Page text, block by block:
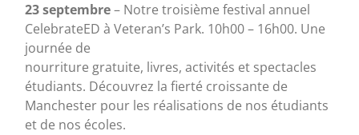
23 septembre– Notre troisième festival annuel
CelebrateED à Veteran’s Park. 10h00 – 16h00. Une
journée de
nourriture gratuite, livres, activités et spectacles
étudiants. Découvrez la fierté croissante de
Manchester pour les réalisations de nos étudiants
et de nos écoles.